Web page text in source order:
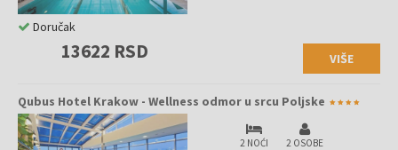
13622 RSD VIŠE
Doručak
Qubus Hotel Krakow - Wellness odmor u srcu Poljske
2 NOĆI 2 OSOBE